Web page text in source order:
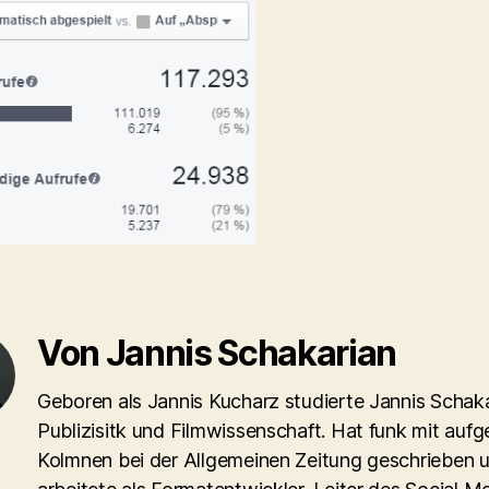
Von Jannis Schakarian
Geboren als Jannis Kucharz studierte Jannis
Publizisitk und Filmwissenschaft. Hat funk mit
Kolmnen bei der Allgemeinen Zeitung geschrieben